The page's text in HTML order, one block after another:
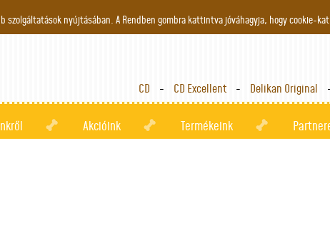
nyújtásában. A Rendben gombra kattintva jóváhagyja, hogy cookie-
CD CD Excellent Delikan Original
Akcióink Termékeink